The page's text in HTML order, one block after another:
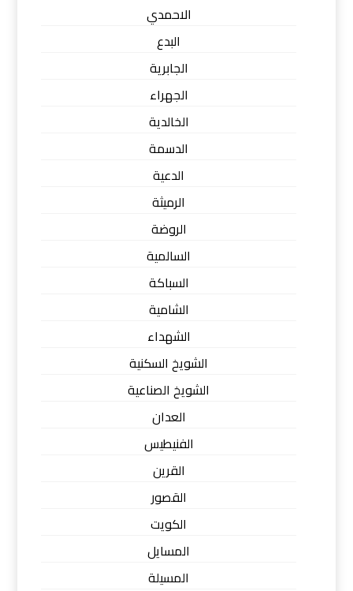
الاحمدي
البدع
الجابرية
الجهراء
الخالدية
الدسمة
الدعية
الرميثة
الروضة
السالمية
السباكة
الشامية
الشهداء
الشويخ السكنية
الشويخ الصناعية
العدان
الفنيطيس
القرين
القصور
الكويت
المسايل
المسيلة